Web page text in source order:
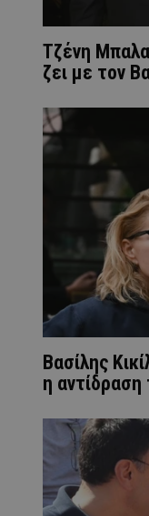
Τζένη
ζει με τον
Βασίλης
η